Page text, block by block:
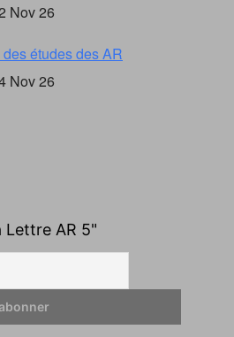
Nov 26
des études des AR
Nov 26
Lettre AR 5"